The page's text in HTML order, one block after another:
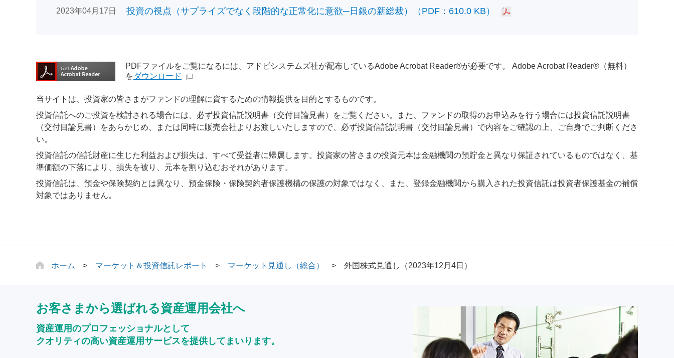
2023年04月17日 投資の視点（サプライズでなく段階的な正常化に意欲─日銀の新総裁）（PDF：610.0 KB）
PDFファイルをご覧になるには、アドビシステムズ社が配布しているAdobe Acrobat Reader®が必要です。 Adobe Acrobat Reader®（無料）
をダウンロード
当サイトは、投資家の皆さまがファンドの理解に資するための情報提供を目的とするものです。
投資信託へのご投資を検討される場合には、必ず投資信託説明書（交付目論見書）をご覧ください。また、ファンドの取得のお申込みを行う場合には投資信託説明書
（交付目論見書）をあらかじめ、または同時に販売会社よりお渡しいたしますので、必ず投資信託説明書（交付目論見書）で内容をご確認の上、ご自身でご判断くださ
い。
投資信託の信託財産に生じた利益および損失は、すべて受益者に帰属します。投資家の皆さまの投資元本は金融機関の預貯金と異なり保証されているものではなく、基
準価額の下落により、損失を被り、元本を割り込むおそれがあります。
投資信託は、預金や保険契約とは異なり、預金保険・保険契約者保護機構の保護の対象ではなく、また、登録金融機関から購入された投資信託は投資者保護基金の補償
対象ではありません。
ホーム マーケット＆投資信託レポート マーケット見通し（総合） 外国株式見通し（2023年12月4日）
お客さまから選ばれる資産運用会社へ
資産運用のプロフェッショナルとして
クオリティの高い資産運用サービスを提供してまいります。